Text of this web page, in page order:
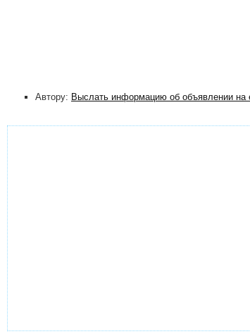
Автору: Выслать информацию об объявлении на